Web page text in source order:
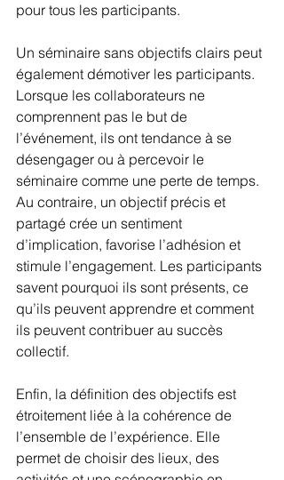
pour tous les participants.
Un séminaire sans objectifs clairs peut
également démotiver les participants.
Lorsque les collaborateurs ne
comprennent pas le but de
l’événement, ils ont tendance à se
désengager ou à percevoir le
séminaire comme une perte de temps.
Au contraire, un objectif précis et
partagé crée un sentiment
d’implication, favorise l’adhésion et
stimule l’engagement. Les participants
savent pourquoi ils sont présents, ce
qu’ils peuvent apprendre et comment
ils peuvent contribuer au succès
collectif.
Enfin, la définition des objectifs est
étroitement liée à la cohérence de
l’ensemble de l’expérience. Elle
permet de choisir des lieux, des